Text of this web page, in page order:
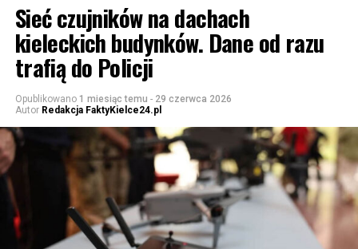
Sieć czujników na dachach
kieleckich budynków. Dane od razu
trafią do Policji
Opublikowano 1 miesiąc temu - 29 czerwca 2026
Autor Redakcja FaktyKielce24.pl